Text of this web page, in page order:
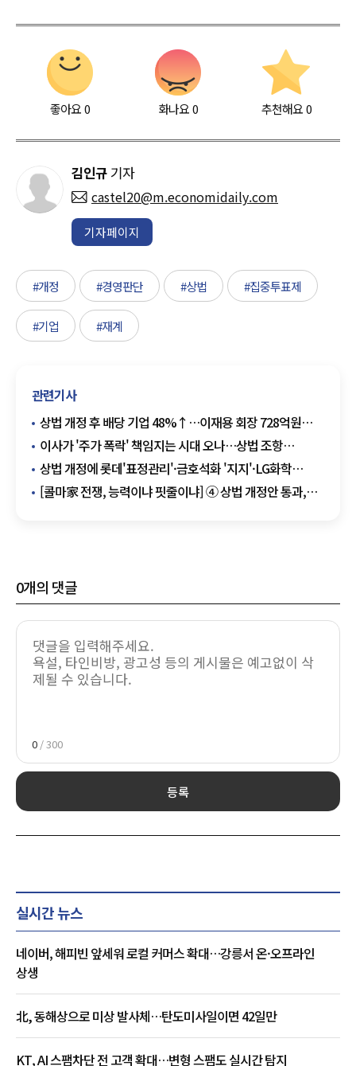
좋아요0 화나요0 추천해요 0
김인규 기자
castel20@m.economidaily.com
기자페이지
#개정 #경영판단 #상법 #집중투표제
#기업 #재계
관련기사
상법 개정 후 배당 기업 48%↑…이재용 회장 728억원
'개인 최다'
이사가 '주가 폭락' 책임지는 시대 오나…상법 조항
9개월째 해석 논란
상법 개정에 롯데'표정관리'·금호석화 '지지'·LG화학
'무관심'
[콜마家 전쟁, 능력이냐 핏줄이냐] ④ 상법 개정안 통과,
0개의 댓글
0 / 300
등록
실시간 뉴스
네이버, 해피빈 앞세워 로컬 커머스 확대…강릉서 온·오프라인
상생
北, 동해상으로 미상 발사체…탄도미사일이면 42일만
KT, AI 스팸차단 전 고객 확대…변형 스팸도 실시간 탐지